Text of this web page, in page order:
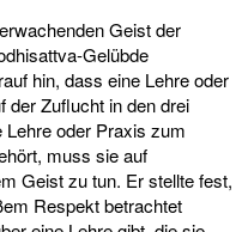
Geist der
Gelübde
hin, dass eine Lehre oder
der Zuflucht in den drei
oder Praxis zum
muss sie auf
Geist zu tun. Er stellte fest,
Respekt betrachtet